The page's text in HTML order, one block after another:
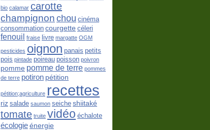
bio calamar carotte
champignon chou cinéma
consommation courgette céleri
fenouil fraise livre margatte OGM
pesticides oignon panais petits
pois pintade poireau poisson poivron
pomme pomme de terre pommes
de terre potiron pétition
pétition;agriculture recettes
riz salade saumon seiche shiitaké
tomate truite vidéo échalote
écologieénergie